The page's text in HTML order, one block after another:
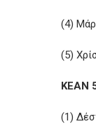
(4)
(5)
ΚΕΑΝ
(1)